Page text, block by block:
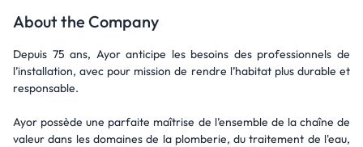
About the Company
Depuis 75 ans, Ayor anticipe les besoins des professionnels de
l’installation, avec pour mission de rendre l’habitat plus durable et
responsable.
Ayor possède une parfaite maîtrise de l’ensemble de la chaîne de
valeur dans les domaines de la plomberie, du traitement de l'eau,